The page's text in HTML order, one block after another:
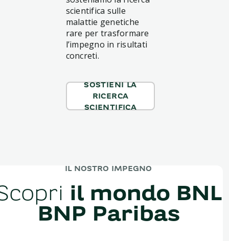
scientifica sulle
malattie genetiche
rare per trasformare
l’impegno in risultati
concreti.
SOSTIENI LA
RICERCA
SCIENTIFICA
IL NOSTRO IMPEGNO
il mondo BNL
BNP Paribas